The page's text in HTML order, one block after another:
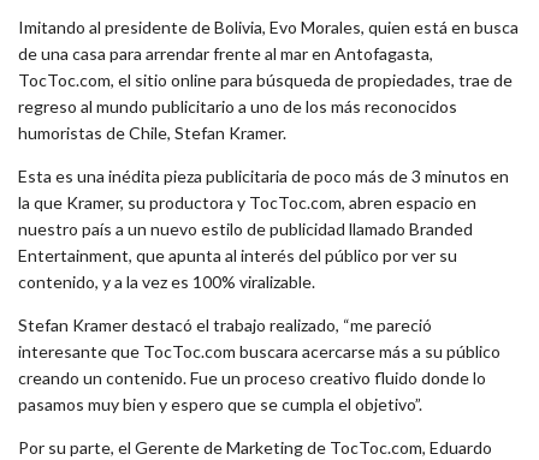
Imitando al presidente de Bolivia, Evo Morales, quien está en busca
de una casa para arrendar frente al mar en Antofagasta,
TocToc.com, el sitio online para búsqueda de propiedades, trae de
regreso al mundo publicitario a uno de los más reconocidos
humoristas de Chile, Stefan Kramer.
Esta es una inédita pieza publicitaria de poco más de 3 minutos en
la que Kramer, su productora y TocToc.com, abren espacio en
nuestro país a un nuevo estilo de publicidad llamado Branded
Entertainment, que apunta al interés del público por ver su
contenido, y a la vez es 100% viralizable.
Stefan Kramer destacó el trabajo realizado, “me pareció
interesante que TocToc.com buscara acercarse más a su público
creando un contenido. Fue un proceso creativo fluido donde lo
pasamos muy bien y espero que se cumpla el objetivo”.
Por su parte, el Gerente de Marketing de TocToc.com, Eduardo